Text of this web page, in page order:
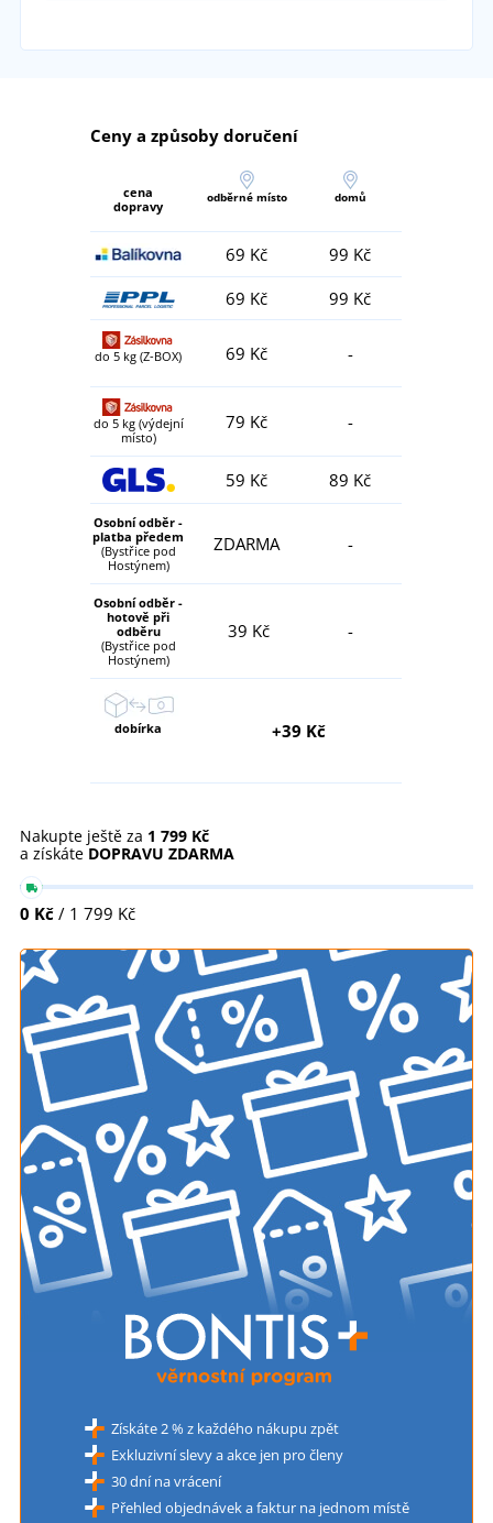
Ceny a způsoby doručení
cena
dopravy
odběrné místo domů
69 Kč
99 Kč
69 Kč
99 Kč
do 5 kg (Z-BOX) 69 Kč -
do 5 kg (výdejní
místo)
79 Kč -
59 Kč 89 Kč
Osobní odběr -
platba předem
(Bystřice pod
Hostýnem)
ZDARMA -
Osobní odběr -
hotově při
odběru
(Bystřice pod
Hostýnem)
39 Kč -
dobírka +39 Kč
Nakupte ještě za 1 799 Kč
a získáte DOPRAVU ZDARMA
0 Kč / 1 799 Kč
Získáte 2 % z každého nákupu zpět
Exkluzivní slevy a akce jen pro členy
30 dní na vrácení
Přehled objednávek a faktur na jednom místě